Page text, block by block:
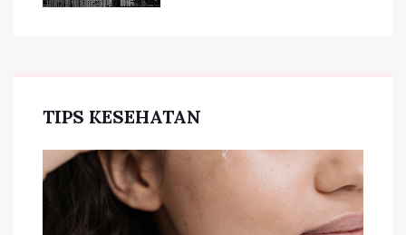
TIPS KESEHATAN